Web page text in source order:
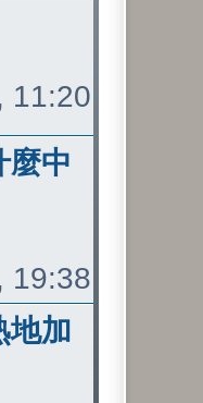
11:20
麼中
19:38
地加